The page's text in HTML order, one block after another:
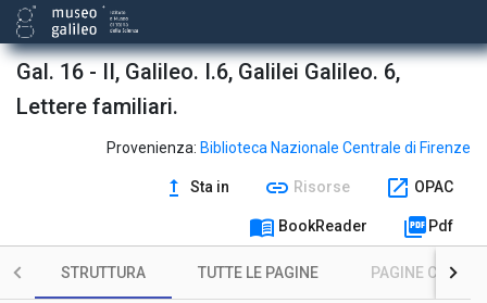
Gal. 16 - II, Galileo. I.6, Galilei Galileo. 6,
Lettere familiari.
Provenienza: Biblioteca Nazionale Centrale di Firenze
upgrade Sta in link Risorse open_in_new OPAC
menu_book BookReader picture_as_pdf Pdf
STRUTTURA TUTTE LE PAGINE PAGINE CON
Bartoli Carlo a Galilei Galileo, 1 maggio 1610.
Mermann Thomas a Galilei Galileo, 12 maggio 1610.
Vinta Belisario a Galilei Galileo, 22 maggio 1610.
Minucci Andrea a Galilei Galileo, 28 maggio 1610.
Vinta Belisario a Galilei Galileo, 5 giugno 1610.
Giugni Vincenzo a Galilei Galileo, 5 giugno 1610.
Cittadini Paolo Maria a Galilei Galileo, 3 luglio 1610.